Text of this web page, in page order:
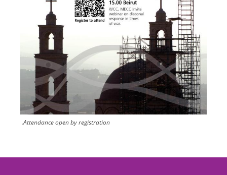
Attendance open by registration.